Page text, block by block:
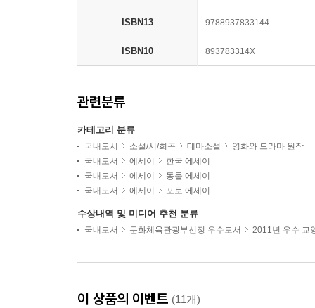
ISBN13 9788937833144
ISBN10 893783314X
관련분류
카테고리 분류
국내도서 소설/시/희곡 테마소설
영화와 드라마 원작
국내도서
에세이
한국 에세이
국내도서
에세이
동물 에세이
국내도서
에세이 포토 에세이
수상내역 및 미디어 추천 분류
국내도서 문화체육관광부선정 우수도서 2011년 우수 교
이 상품의 이벤트 (11개)